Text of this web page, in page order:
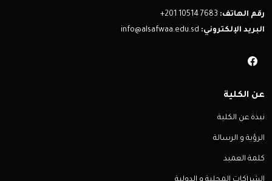
رقم الهاتف: +201 10514 7683
البريد الإلكتروني: info@alsafwaa.edu.sd
عن الكلية
نبذة عن الكلية
الرؤية و الرسالة
كلمة العميد